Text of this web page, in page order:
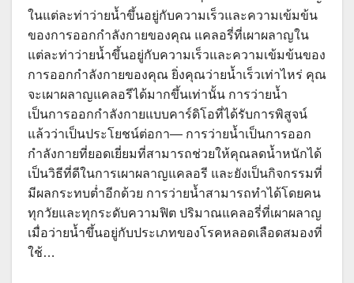
ในแต่ละท่าว่ายน้ำขึ้นอยู่กับความเร็วและความเข้มข้น
ของการออกกำลังกายของคุณ แคลอรี่ที่เผาผลาญใน
แต่ละท่าว่ายน้ำขึ้นอยู่กับความเร็วและความเข้มข้นของ
การออกกำลังกายของคุณ ยิ่งคุณว่ายน้ำเร็วเท่าไหร่ คุณ
จะเผาผลาญแคลอรีได้มากขึ้นเท่านั้น การว่ายน้ำ
เป็นการออกกำลังกายแบบคาร์ดิโอที่ได้รับการพิสูจน์
แล้วว่าเป็นประโยชน์ต่อกา— การว่ายน้ำเป็นการออก
กำลังกายที่ยอดเยี่ยมที่สามารถช่วยให้คุณลดน้ำหนักได้
เป็นวิธีที่ดีในการเผาผลาญแคลอรี และยังเป็นกิจกรรมที่
มีผลกระทบต่ำอีกด้วย การว่ายน้ำสามารถทำได้โดยคน
ทุกวัยและทุกระดับความฟิต ปริมาณแคลอรี่ที่เผาผลาญ
เมื่อว่ายน้ำขึ้นอยู่กับประเภทของโรคหลอดเลือดสมองที่
ใช้…